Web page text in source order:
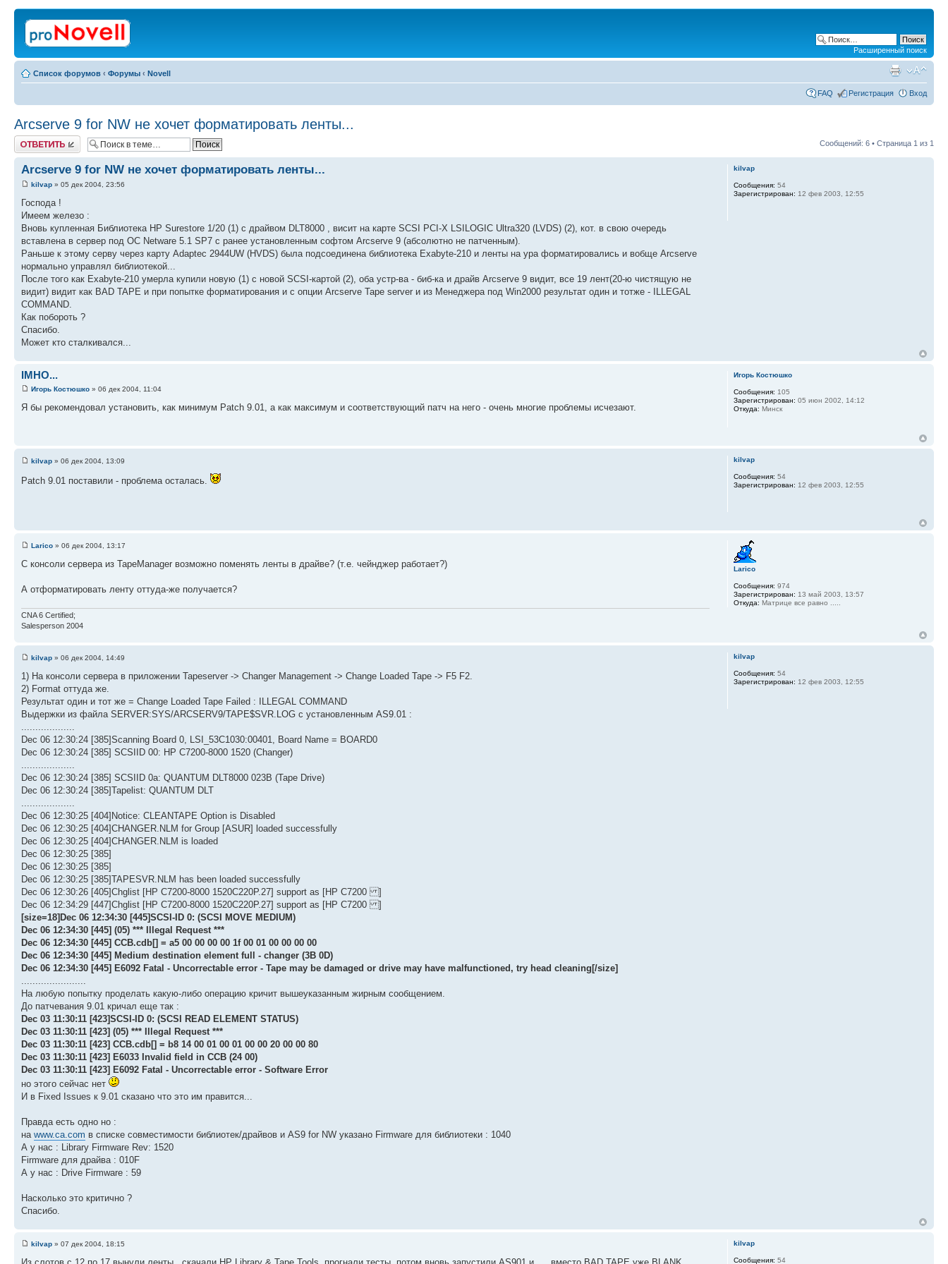
Расширенный поиск
Список форумов ‹ Форумы ‹ Novell
FAQ Регистрация Вход
Arcserve 9 for NW не хочет форматировать ленты...
Ответить Сообщений: 6 • Страница 1 из 1
Arcserve 9 for NW не хочет форматировать ленты...
kilvap » 05 дек 2004, 23:56
Господа !
Имеем железо :
Вновь купленная Библиотека HP Surestore 1/20 (1) с драйвом DLT8000 , висит на карте SCSI PCI-X LSILOGIC Ultra320 (LVDS) (2), кот. в свою очередь
вставлена в сервер под ОС Netware 5.1 SP7 с ранее установленным софтом Arcserve 9 (абсолютно не патченным).
Раньше к этому серву через карту Adaptec 2944UW (HVDS) была подсоединена библиотека Exabyte-210 и ленты на ура форматировались и вобще Arcserve
нормально управлял библиотекой...
После того как Exabyte-210 умерла купили новую (1) с новой SCSI-картой (2), оба устр-ва - биб-ка и драйв Arcserve 9 видит, все 19 лент(20-ю чистящую не
видит) видит как BAD TAPE и при попытке форматирования и с опции Arcserve Tape server и из Менеджера под Win2000 результат один и тотже - ILLEGAL
COMMAND.
Как побороть ?
Спасибо.
Может кто сталкивался...
kilvap
Сообщения: 54
Зарегистрирован: 12 фев 2003, 12:55
IMHO...
Игорь Костюшко » 06 дек 2004, 11:04
Я бы рекомендовал установить, как минимум Patch 9.01, а как максимум и соответствующий патч на него - очень многие проблемы исчезают.
Игорь Костюшко
Сообщения: 105
Зарегистрирован: 05 июн 2002, 14:12
Откуда: Минск
kilvap » 06 дек 2004, 13:09
Patch 9.01 поставили - проблема осталась.
kilvap
Сообщения: 54
Зарегистрирован: 12 фев 2003, 12:55
Larico » 06 дек 2004, 13:17
С консоли сервера из TapeManager возможно поменять ленты в драйве? (т.е. чейнджер работает?)
А отформатировать ленту оттуда-же получается?
CNA 6 Certified;
Salesperson 2004
Larico
Сообщения: 974
Зарегистрирован: 13 май 2003, 13:57
Откуда: Матрице все равно .....
kilvap » 06 дек 2004, 14:49
1) На консоли сервера в приложении Tapeserver -> Changer Management -> Change Loaded Tape -> F5 F2.
2) Format оттуда же.
Результат один и тот же = Change Loaded Tape Failed : ILLEGAL COMMAND
Выдержки из файла SERVER:SYS/ARCSERV9/TAPE$SVR.LOG с установленным AS9.01 :
Dec 06 12:30:24 [385]Scanning Board 0, LSI_53C1030:00401, Board Name = BOARD0
Dec 06 12:30:24 [385] SCSIID 00: HP C7200-8000 1520 (Changer)
Dec 06 12:30:24 [385] SCSIID 0a: QUANTUM DLT8000 023B (Tape Drive)
Dec 06 12:30:24 [385]Tapelist: QUANTUM DLT
Dec 06 12:30:25 [404]Notice: CLEANTAPE Option is Disabled
Dec 06 12:30:25 [404]CHANGER.NLM for Group [ASUR] loaded successfully
Dec 06 12:30:25 [404]CHANGER.NLM is loaded
Dec 06 12:30:25 [385]
Dec 06 12:30:25 [385]
Dec 06 12:30:25 [385]TAPESVR.NLM has been loaded successfully
Dec 06 12:30:26 [405]Chglist [HP C7200-8000 1520C220P.27] support as [HP C7200 ]
Dec 06 12:34:29 [447]Chglist [HP C7200-8000 1520C220P.27] support as [HP C7200 ]
[size=18]Dec 06 12:34:30 [445]SCSI-ID 0: (SCSI MOVE MEDIUM)
Dec 06 12:34:30 [445] (05) *** Illegal Request ***
Dec 06 12:34:30 [445] CCB.cdb[] = a5 00 00 00 00 1f 00 01 00 00 00 00
Dec 06 12:34:30 [445] Medium destination element full - changer (3B 0D)
Dec 06 12:34:30 [445] E6092 Fatal - Uncorrectable error - Tape may be damaged or drive may have malfunctioned, try head cleaning [/size]
На любую попытку проделать какую-либо операцию кричит вышеуказанным жирным сообщением.
До патчевания 9.01 кричал еще так :
Dec 03 11:30:11 [423]SCSI-ID 0: (SCSI READ ELEMENT STATUS)
Dec 03 11:30:11 [423] (05) *** Illegal Request ***
Dec 03 11:30:11 [423] CCB.cdb[] = b8 14 00 01 00 01 00 00 20 00 00 80
Dec 03 11:30:11 [423] E6033 Invalid field in CCB (24 00)
Dec 03 11:30:11 [423] E6092 Fatal - Uncorrectable error - Software Error
но этого сейчас нет
И в Fixed Issues к 9.01 сказано что это им правится...
Правда есть одно но :
на www.ca.com в списке совместимости библиотек/драйвов и AS9 for NW указано Firmware для библиотеки : 1040
А у нас : Library Firmware Rev: 1520
Firmware для драйва : 010F
А у нас : Drive Firmware : 59
Насколько это критично ?
Спасибо.
kilvap
Сообщения: 54
Зарегистрирован: 12 фев 2003, 12:55
kilvap » 07 дек 2004, 18:15 kilvap
Сообщения: 54